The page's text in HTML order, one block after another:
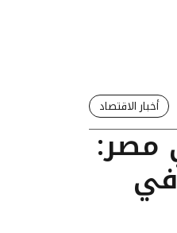
أخبار الاقتصاد
مصر:
في